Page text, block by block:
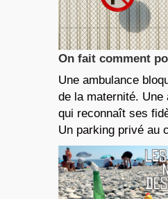
On fait comment
Une ambulance
de la maternité. Une
qui reconnaît ses
Un parking privé